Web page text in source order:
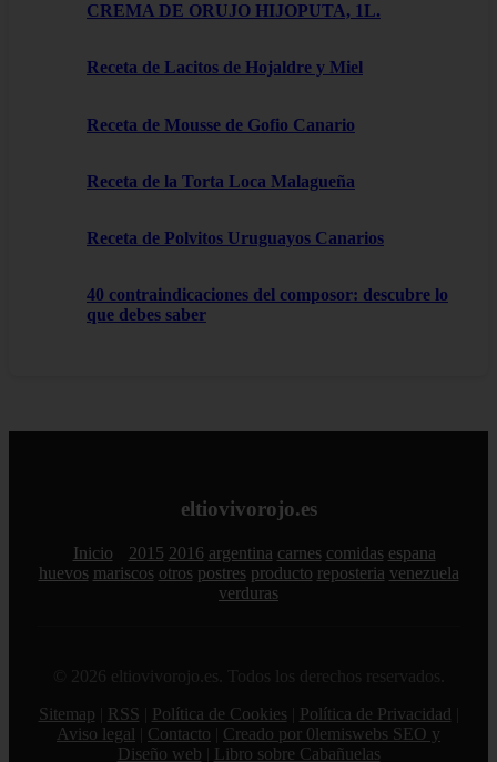
CREMA DE ORUJO HIJOPUTA, 1L.
Receta de Lacitos de Hojaldre y Miel
Receta de Mousse de Gofio Canario
Receta de la Torta Loca Malagueña
Receta de Polvitos Uruguayos Canarios
40 contraindicaciones del composor: descubre lo
que debes saber
eltiovivorojo.es
Inicio 2015 2016 argentina carnes comidas espana
huevos mariscos otros postres producto reposteria venezuela
verduras
© 2026 eltiovivorojo.es. Todos los derechos reservados.
Sitemap
RSS Política de Cookies Política de Privacidad
Aviso legal
Contacto
Creado por 0lemiswebs SEO y
Diseño web
Libro sobre Cabañuelas